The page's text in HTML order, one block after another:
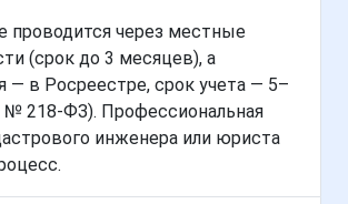
проводится через местные
(срок до 3 месяцев), а
— в Росреестре, срок учета — 5–
№ 218-ФЗ). Профессиональная
инженера или юриста